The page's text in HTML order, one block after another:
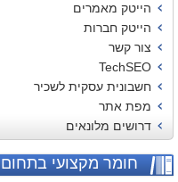
הייטק מאמרים
הייטק חברות
צור קשר
TechSEO
חשבונית עסקית לשכיר
מפת אתר
דרושים מלונאים
חומר מקצועי בתחום